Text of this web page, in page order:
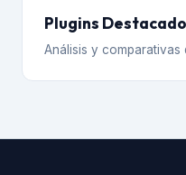
Plugins
Análisis y comparativas